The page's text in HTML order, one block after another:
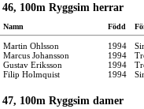
100m Ryggsim herrar
Namn Född
Martin Ohlsson 1994
Marcus Johansson 1994
Gustav Eriksson 1994
Filip Holmquist 1994
100m Ryggsim damer